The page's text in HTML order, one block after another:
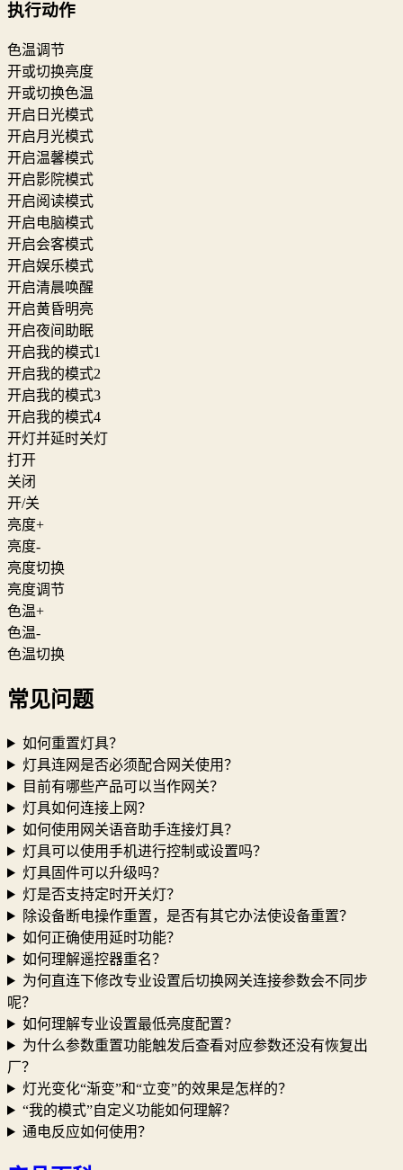
执行动作
色温调节
开或切换亮度
开或切换色温
开启日光模式
开启月光模式
开启温馨模式
开启影院模式
开启阅读模式
开启电脑模式
开启会客模式
开启娱乐模式
开启清晨唤醒
开启黄昏明亮
开启夜间助眠
开启我的模式1
开启我的模式2
开启我的模式3
开启我的模式4
开灯并延时关灯
打开
关闭
开/关
亮度+
亮度-
亮度切换
亮度调节
色温+
色温-
色温切换
常见问题
如何重置灯具？
灯具连网是否必须配合网关使用？
目前有哪些产品可以当作网关？
灯具如何连接上网？
如何使用网关语音助手连接灯具？
灯具可以使用手机进行控制或设置吗？
灯具固件可以升级吗？
灯是否支持定时开关灯？
除设备断电操作重置，是否有其它办法使设备重置？
如何正确使用延时功能？
如何理解遥控器重名？
为何直连下修改专业设置后切换网关连接参数会不同步
呢？
如何理解专业设置最低亮度配置？
为什么参数重置功能触发后查看对应参数还没有恢复出
厂？
灯光变化“渐变”和“立变”的效果是怎样的？
“我的模式”自定义功能如何理解？
通电反应如何使用？